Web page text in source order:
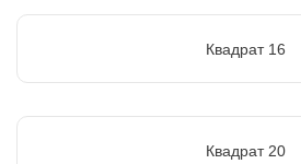
Квадрат 16
Квадрат 20